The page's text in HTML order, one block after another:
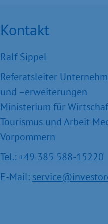
Kontakt
Ralf Sippel
Referatsleiter
und –erweiterungen
Ministerium für
Tourismus und Arbeit
Vorpommern
Tel.: +49 385 588-15220
E-Mail: